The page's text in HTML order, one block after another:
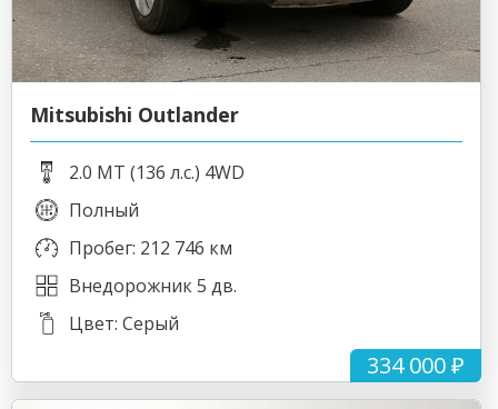
334 000 ₽
Mitsubishi Outlander
2.0 MT (136 л.с.) 4WD
Полный
Пробег: 212 746 км
Внедорожник 5 дв.
Цвет: Серый